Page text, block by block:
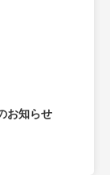
お知らせ